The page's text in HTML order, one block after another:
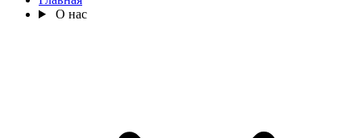
О нас